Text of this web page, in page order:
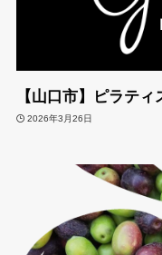
【山口市】ピラテ
2026年3月26日